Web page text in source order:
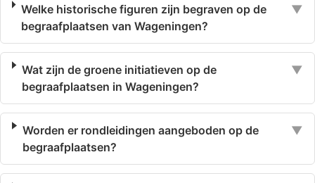
Welke historische figuren zijn begraven op de
begraafplaatsen van Wageningen?
▼
Wat zijn de groene initiatieven op de
begraafplaatsen in Wageningen?
▼
Worden er rondleidingen aangeboden op de
begraafplaatsen?
▼